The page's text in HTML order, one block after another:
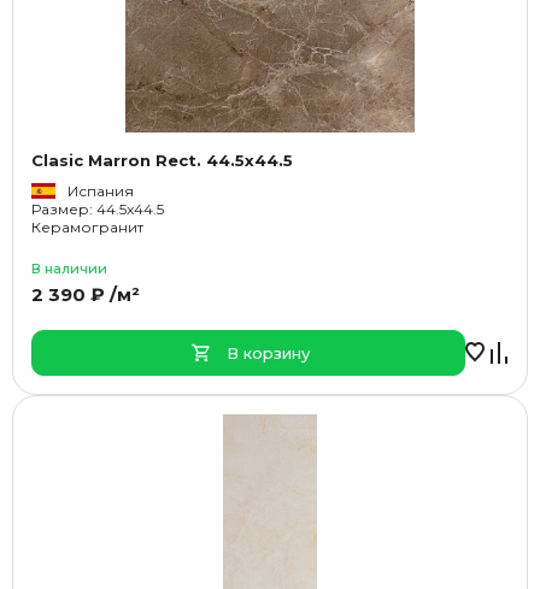
Clasic Marron Rect. 44.5x44.5
Испания
Размер: 44.5x44.5
Керамогранит
В наличии
2 390 ₽ /м²
В корзину